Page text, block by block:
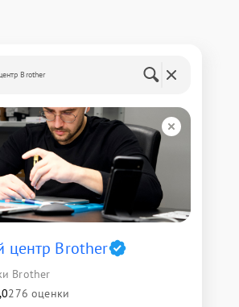
Brother
центр Brother
Brother
276 оценки